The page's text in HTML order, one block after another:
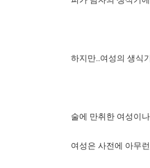
하지만..여성의 생식
술에 만취한 여성이
여성은 사전에 아무